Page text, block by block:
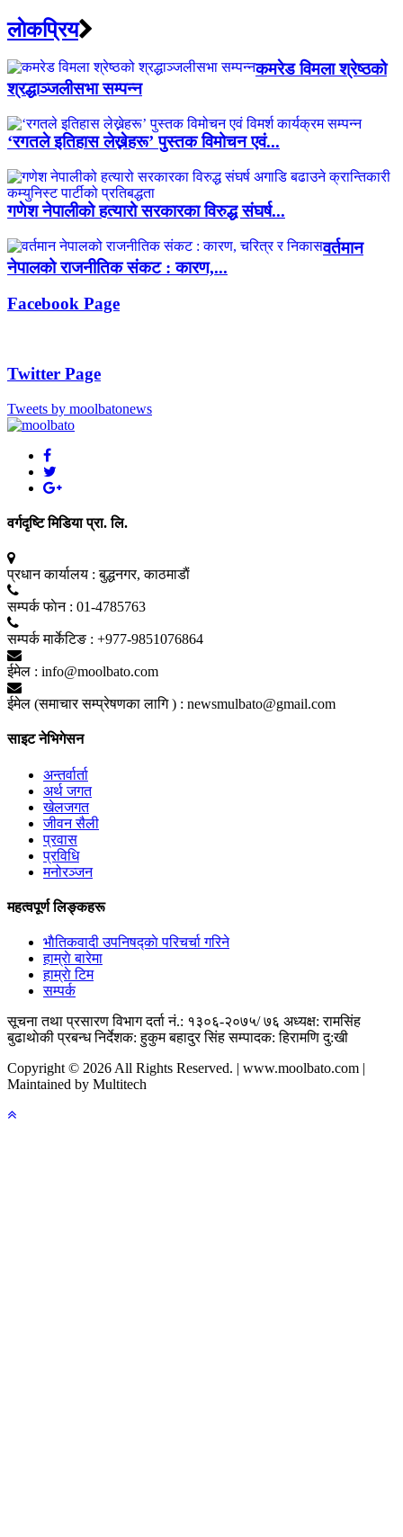
लाेकप्रिय
कमरेड विमला श्रेष्ठको
श्रद्धाञ्जलीसभा सम्पन्न
‘रगतले इतिहास लेख्नेहरू’ पुस्तक विमोचन एवं...
गणेश नेपालीको हत्यारो सरकारका विरुद्ध संघर्ष...
वर्तमान
नेपालको राजनीतिक संकट : कारण,...
Facebook Page
Twitter Page
Tweets by moolbatonews
वर्गदृष्टि मिडिया प्रा. लि.
प्रधान कार्यालय : बुद्धनगर, काठमाडाैं
सम्पर्क फाेन : 01-4785763
सम्पर्क मार्केटिङ : +977-9851076864
ईमेल : info@moolbato.com
ईमेल (समाचार सम्प्रेषणका लागि ) : newsmulbato@gmail.com
साइट नेभिगेसन
अन्तर्वार्ता
अर्थ जगत
खेलजगत
जीवन सैली
प्रवास
प्रविधि
मनोरञ्जन
महत्वपूर्ण लिङ्कहरू
भाैतिकवादी उपनिषद्काे परिचर्चा गरिने
हाम्राे बारेमा
हाम्राे टिम
सम्पर्क
सूचना तथा प्रसारण विभाग दर्ता नं.: १३०६-२०७५/ ७६ अध्यक्ष: रामसिंह
बुढाथाेकी प्रबन्ध निर्देशक: हुकुम बहादुर सिंह सम्पादक: हिरामणि दु:खी
Copyright © 2026 All Rights Reserved. | www.moolbato.com |
Maintained by Multitech